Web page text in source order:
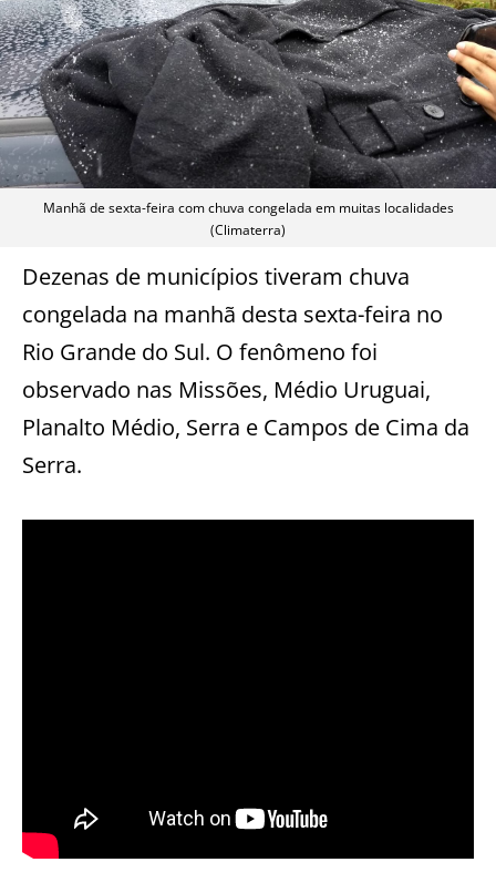
Manhã de sexta-feira com chuva congelada em muitas localidades
(Climaterra)
Dezenas de municípios tiveram chuva
congelada na manhã desta sexta-feira no
Rio Grande do Sul. O fenômeno foi
observado nas Missões, Médio Uruguai,
Planalto Médio, Serra e Campos de Cima da
Serra.